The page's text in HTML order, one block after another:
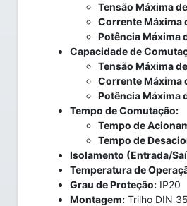
Tensão Máxima
Corrente Máxima
Potência Máxima
Capacidade de
Tensão Máxima
Corrente Máxima
Potência Máxima
Tempo de Comutação:
Tempo de
Tempo de
Isolamento (Entrada/
Temperatura de
Grau de Proteção: IP20
Montagem: Trilho DIN